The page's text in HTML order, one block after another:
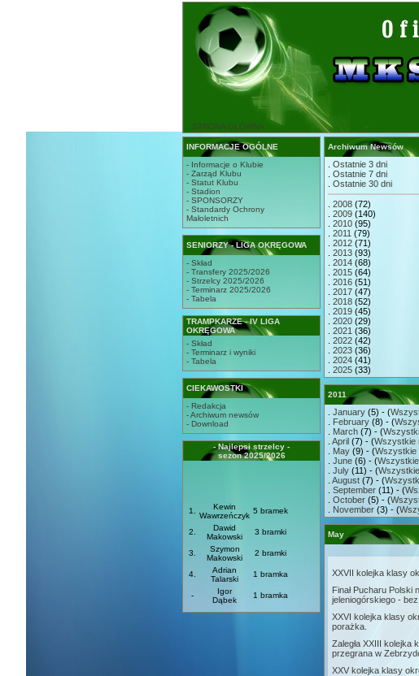
STRONA GŁÓWNA
INFORMACJE OGÓLNE
- Informacje o Klubie
- Zarząd Klubu
- Statut Klubu
- Stadion
- SPONSORZY
- Standardy Ochrony
Małoletnich
SENIORZY - LIGA OKRĘGOWA
- Skład
- Transfery 2025/2026
- Strzelcy 2025/2026
- Terminarz 2025/2026
- Tabela
TRAMPKARZE - IV LIGA
OKRĘGOWA
- Skład
- Terminarz i wyniki
- Tabela
CIEKAWOSTKI
- Redakcja
- Archiwum newsów
- Download
- Najlepsi strzelcy -
sezon 2025/2026
1.
Kewin
Wawrzeńczyk
5 bramek
2.
Dawid
Makowski
3 bramki
3.
Szymon
Makowski
2 bramki
4.
Adrian
Talarski
1 bramka
-
Igor
Dąbek
1 bramka
Archiwum Newsów
Ostatnie 3 dni
Ostatnie 7 dni
Ostatnie 30 dni
2008 (72)
2009 (140)
2010 (95)
2011 (79)
2012 (71)
2013 (93)
2014 (68)
2015 (64)
2016 (51)
2017 (47)
2018 (52)
2019 (45)
2020 (29)
2021 (36)
2022 (42)
2023 (36)
2024 (41)
2025 (33)
2011
January (5) - (
February (8) - (
March (7) - (
April (7) - (Wszystkie
May (9) - (Wszystkie
June (6) - (
July (11) - (
August (7) - (
September (11) - (
October (5) - (
November (3) - (
May
XXVII kolejka klasy
Finał Pucharu Polski
jeleniogórskiego -
XXVI kolejka klasy
porażka.
Zaległa XXIII kolejka
przegrana w
XXV kolejka klasy